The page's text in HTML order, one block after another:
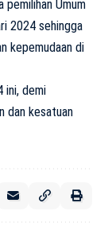
pemilihan Umum
2024 sehingga
kepemudaan di
ini, demi
dan kesatuan